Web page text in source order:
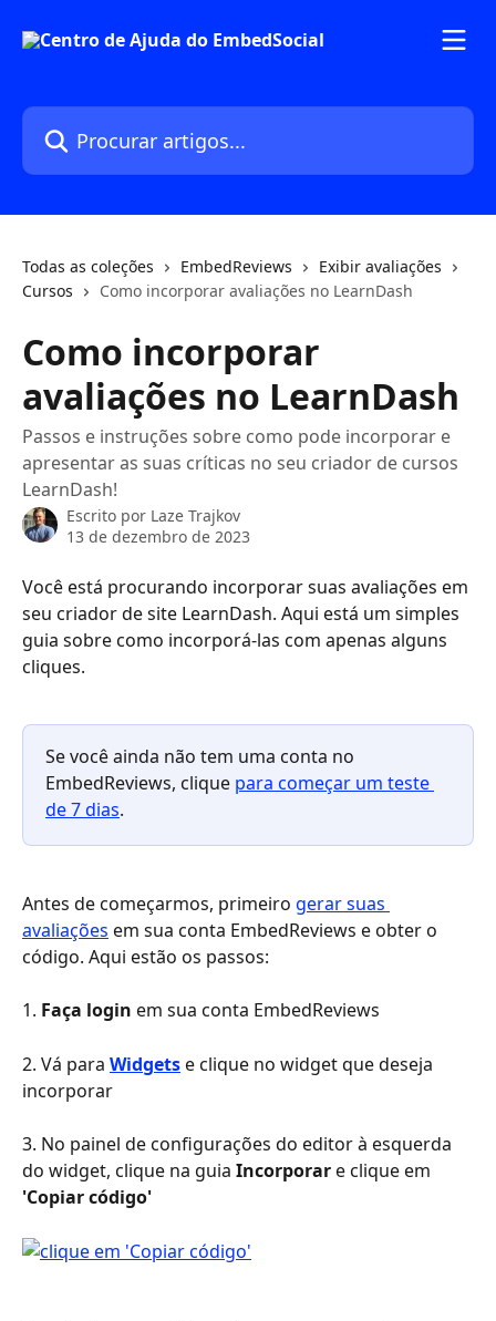
Procurar artigos...
Todas as coleções EmbedReviews
Exibir avaliações
Cursos
Como incorporar avaliações no LearnDash
Como incorporar
avaliações no LearnDash
Passos e instruções sobre como pode incorporar e
apresentar as suas críticas no seu criador de cursos
LearnDash!
Escrito por Laze Trajkov
13 de dezembro de 2023
Você está procurando incorporar suas avaliações em
seu criador de site LearnDash. Aqui está um simples
guia sobre como incorporá-las com apenas alguns
cliques.
Se você ainda não tem uma conta no
EmbedReviews, clique para começar um teste
de 7 dias.
Antes de começarmos, primeiro gerar suas
avaliações em sua conta EmbedReviews e obter o
código. Aqui estão os passos:
1. Faça login em sua conta EmbedReviews
2. Vá para Widgets e clique no widget que deseja
incorporar
3. No painel de configurações do editor à esquerda
do widget, clique na guia Incorporar e clique em
'Copiar código'